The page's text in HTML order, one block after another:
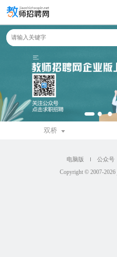
双桥
电脑版 公众号
Copyright © 2007-2026